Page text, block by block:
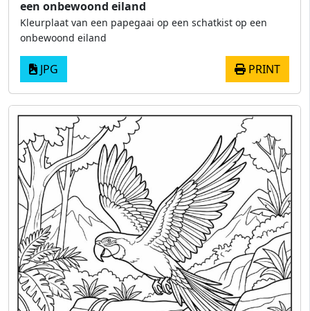
een onbewoond eiland
Kleurplaat van een papegaai op een schatkist op een
onbewoond eiland
JPG PRINT